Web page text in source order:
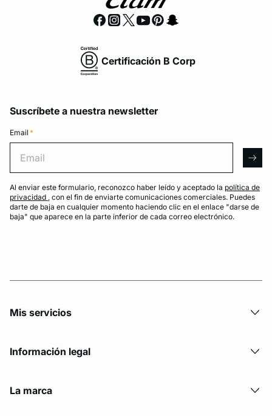
Certificación B Corp
Suscríbete a nuestra newsletter
Email *
Al enviar este formulario, reconozco haber leído y aceptado la política de
privacidad , con el fin de enviarte comunicaciones comerciales. Puedes
darte de baja en cualquier momento haciendo clic en el enlace "darse de
baja" que aparece en la parte inferior de cada correo electrónico.
Mis servicios
Información legal
La marca